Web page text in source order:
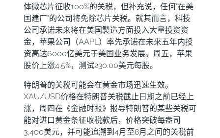
体微芯片征收100%的关税，但补充说，任何"在美
国建厂"的公司将免除芯片关税。就其而言，科技
公司承诺未来将在美国製造方面投入大量投资资
金，苹果公司（AAPL）率先承诺在未来五年内投
资高达6000亿美元于美国业务发展。周五，苹果
股价上涨4.5%，测试230.00美元每股。
特朗普的关税可能会在黄金市场迅速生效。
XAU/USD价格在特朗普关税截止日期之前已经上
涨，周四在《金融时报》报导特朗普的某些关税可
能对进口黄金条征收税款后，价格突破每盎司
3,400美元，并可能追溯到4月至8月之间的关税前